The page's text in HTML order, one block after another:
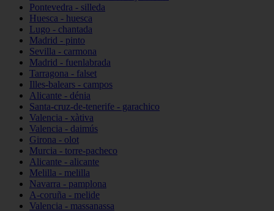
Pontevedra - silleda
Huesca - huesca
Lugo - chantada
Madrid - pinto
Sevilla - carmona
Madrid - fuenlabrada
Tarragona - falset
Illes-balears - campos
Alicante - dénia
Santa-cruz-de-tenerife - garachico
Valencia - xàtiva
Valencia - daimús
Girona - olot
Murcia - torre-pacheco
Alicante - alicante
Melilla - melilla
Navarra - pamplona
A-coruña - melide
Valencia - massanassa